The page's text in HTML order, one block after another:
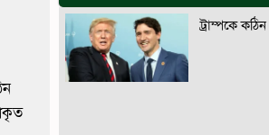
ট্রাম্পকে